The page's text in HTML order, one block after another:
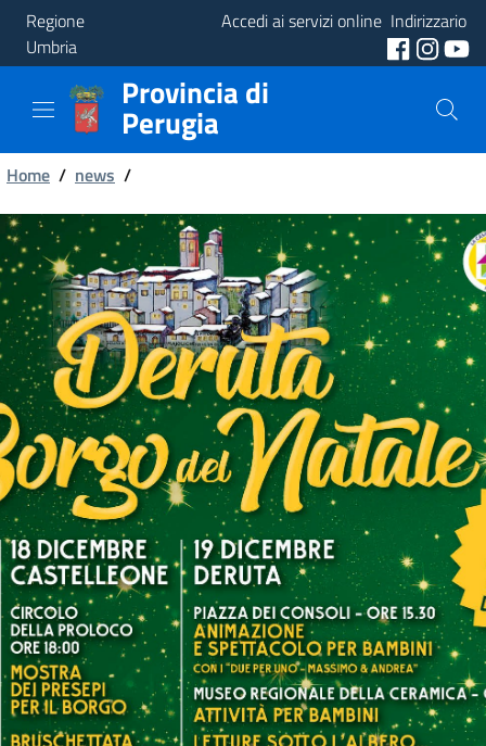
Regione
Umbria
Accedi ai servizi online Indirizzario
Provincia
Aree
Tematiche
Servizi
Provincia di
Perugia
Briciole
di
pane
Home / news /